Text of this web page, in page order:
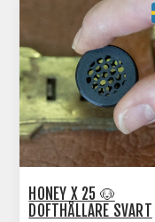
HONEY X 25 🐶
DOFTHÅLLARE SVART